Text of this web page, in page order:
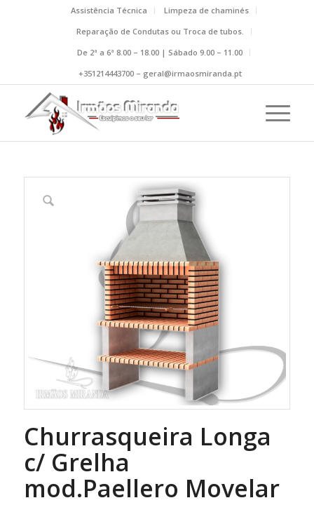
Assistência Técnica
Limpeza de chaminés
Reparação de Condutas ou Troca de tubos.
De 2ª a 6ª 8.00 – 18.00 | Sábado 9.00 – 11.00
+351214443700 – geral@irmaosmiranda.pt
Churrasqueira Longa
c/ Grelha
mod.Paellero Movelar